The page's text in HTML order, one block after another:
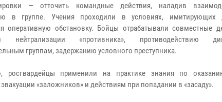
— отточить командные действия, наладив
в группе. Учения проходили в условиях, имитирующих
оперативную обстановку. Бойцы отрабатывали совместные
«противника», противодействию
группам, задержанию условного преступника.
росгвардейцы применили на практике знания по
«заложников» и действиям при попадании в «засаду».